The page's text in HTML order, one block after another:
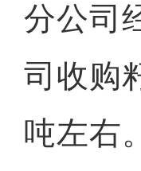
分公司
司收购
吨左右